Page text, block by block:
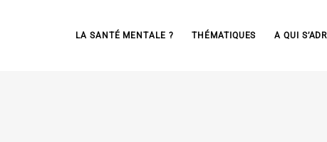
LA SANTÉ MENTALE ? THÉMATIQUES A QUI